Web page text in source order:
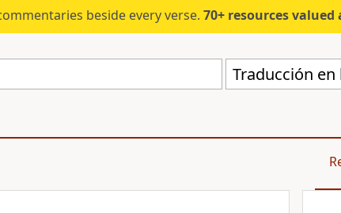
beside every verse. 70+ resources valued at
Traducción en